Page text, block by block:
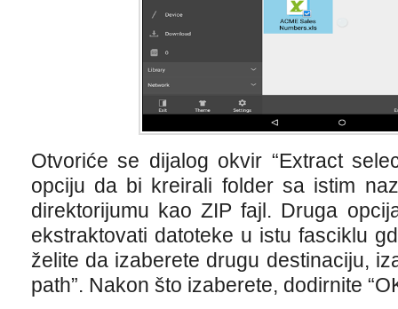
Otvoriće se dijalog okvir “Extract
opciju da bi kreirali folder sa istim
direktorijumu kao ZIP fajl. Druga
ekstraktovati datoteke u istu fasciklu
želite da izaberete drugu destinaciju,
path”. Nakon što izaberete, dodirnite